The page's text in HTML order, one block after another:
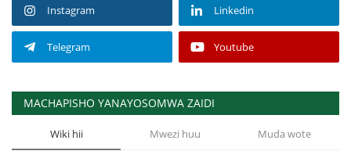
Instagram Linkedin
Telegram Youtube
MACHAPISHO YANAYOSOMWA ZAIDI
Wiki hii Mwezi huu Muda wote